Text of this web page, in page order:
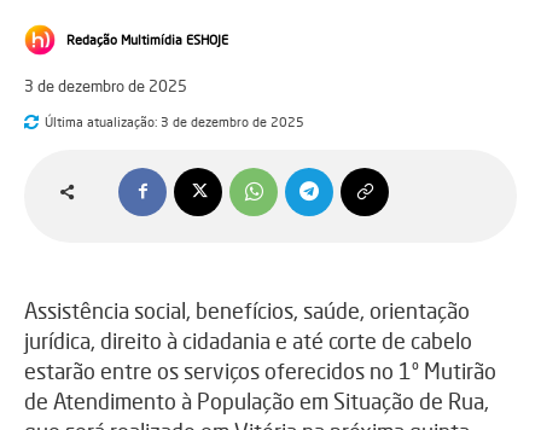
Redação Multimídia ESHOJE
3 de dezembro de 2025
Última atualização: 3 de dezembro de 2025
Assistência social, benefícios, saúde, orientação
jurídica, direito à cidadania e até corte de cabelo
estarão entre os serviços oferecidos no 1º Mutirão
de Atendimento à População em Situação de Rua,